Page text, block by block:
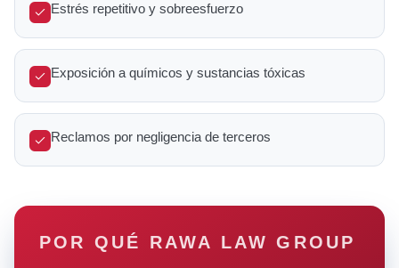
Estrés repetitivo y sobreesfuerzo
Exposición a químicos y sustancias tóxicas
Reclamos por negligencia de terceros
POR QUÉ RAWA LAW GROUP